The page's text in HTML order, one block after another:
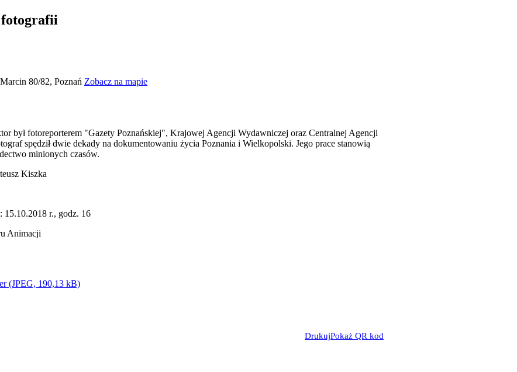
fotografii
80/82, Poznań Zobacz na mapie
był fotoreporterem "Gazety Poznańskiej", Krajowej Agencji Wydawniczej oraz Centralnej Agencji
spędził dwie dekady na dokumentowaniu życia Poznania i Wielkopolski. Jego prace stanowią
minionych czasów.
Kiszka
15.10.2018 r., godz. 16
Animacji
(JPEG, 190,13 kB)
DrukujPokaż QR kod